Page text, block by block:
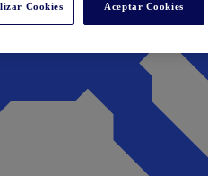
Cookies Aceptar Cookies